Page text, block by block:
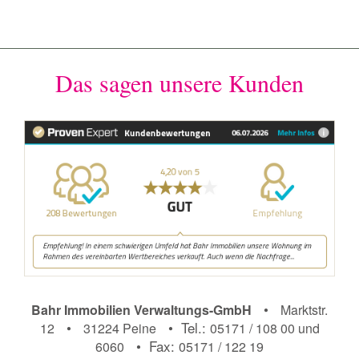
Das sagen unsere Kunden
Bahr Immobilien Verwaltungs-GmbH • Marktstr.
12 • 31224 Peine• Tel.: 05171 / 108 00 und
6060 • Fax: 05171 / 122 19